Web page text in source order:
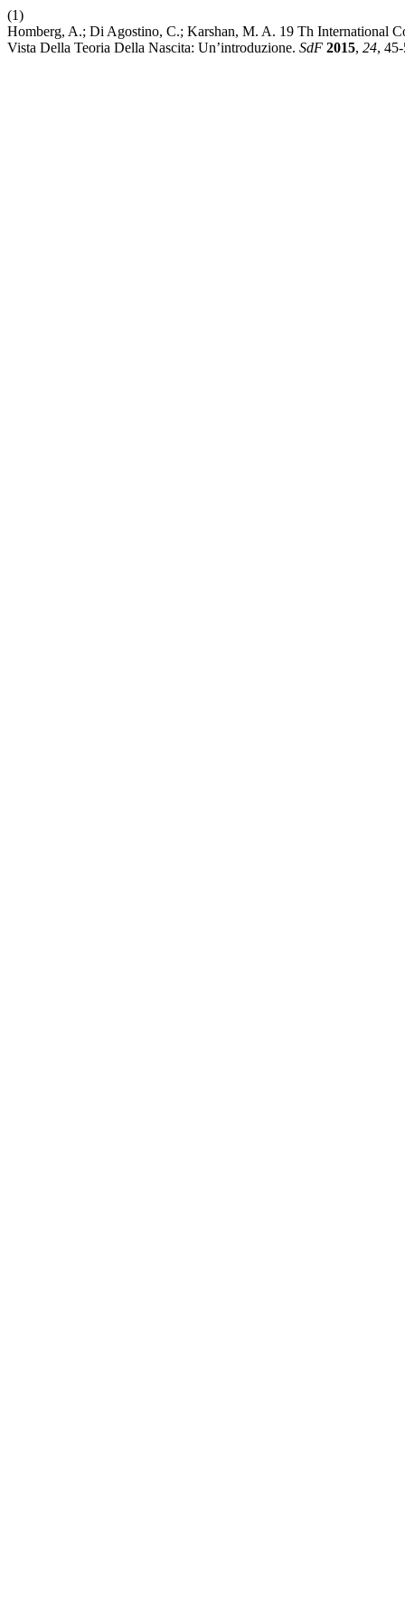
(1)
Homberg, A.; Di Agostino, C.; Karshan, M. A. 19 Th International
Vista Della Teoria Della Nascita: Un’introduzione. SdF 2015, 24,